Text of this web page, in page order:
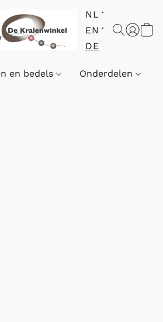
NL
EN
DE
en bedels Onderdelen